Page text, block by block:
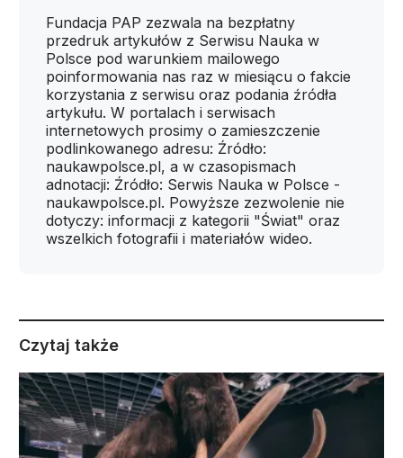
Fundacja PAP zezwala na bezpłatny
przedruk artykułów z Serwisu Nauka w
Polsce pod warunkiem mailowego
poinformowania nas raz w miesiącu o fakcie
korzystania z serwisu oraz podania źródła
artykułu. W portalach i serwisach
internetowych prosimy o zamieszczenie
podlinkowanego adresu: Źródło:
naukawpolsce.pl, a w czasopismach
adnotacji: Źródło: Serwis Nauka w Polsce -
naukawpolsce.pl. Powyższe zezwolenie nie
dotyczy: informacji z kategorii "Świat" oraz
wszelkich fotografii i materiałów wideo.
Czytaj także